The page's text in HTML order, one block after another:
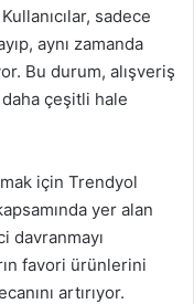
sadece
aynı zamanda
Bu durum, alışveriş
çeşitli hale
için Trendyol
yer alan
davranmayı
favori ürünlerini
artırıyor.